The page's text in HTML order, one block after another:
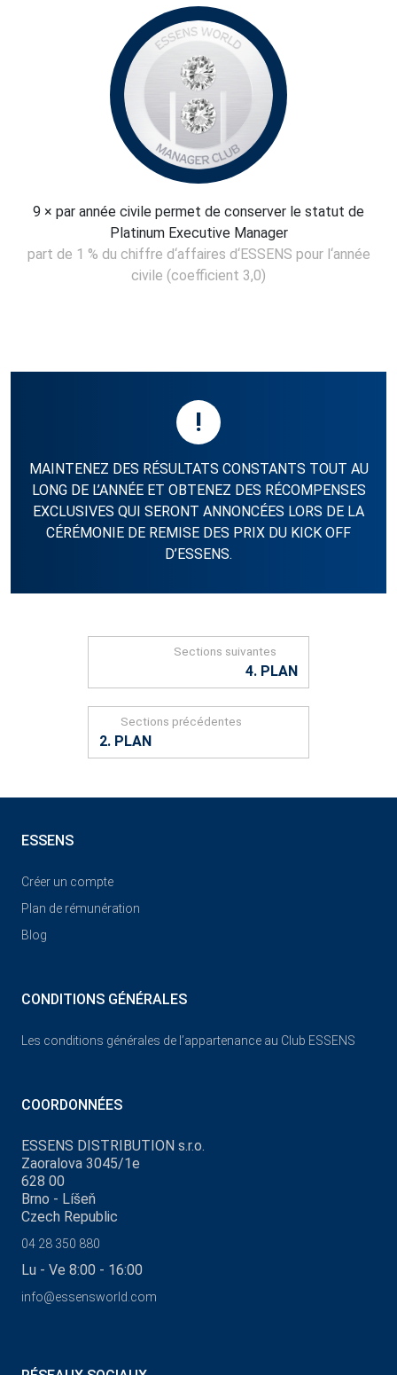
9 × par année civile permet de conserver le statut de
Platinum Executive Manager
part de 1 % du chiffre d‘affaires d‘ESSENS pour l‘année
civile (coefficient 3,0)
!
MAINTENEZ DES RÉSULTATS CONSTANTS TOUT AU
LONG DE L’ANNÉE ET OBTENEZ DES RÉCOMPENSES
EXCLUSIVES QUI SERONT ANNONCÉES LORS DE LA
CÉRÉMONIE DE REMISE DES PRIX DU KICK OFF
D’ESSENS.
Sections précédentes
2. PLAN
Sections suivantes
4. PLAN
ESSENS
Créer un compte
Plan de rémunération
Blog
CONDITIONS GÉNÉRALES
Les conditions générales de l’appartenance au Club ESSENS
COORDONNÉES
ESSENS DISTRIBUTION s.r.o.
Zaoralova 3045/1e
628 00
Brno - Líšeň
Czech Republic
04 28 350 880
Lu - Ve 8:00 - 16:00
info@essensworld.com